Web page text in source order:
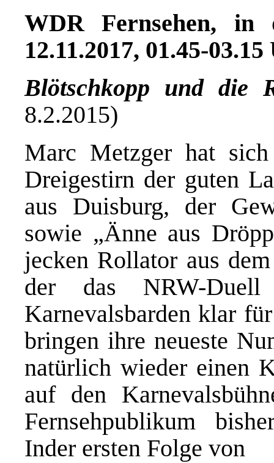
WDR Fernsehen, in
12.11.2017, 01.45-
Blötschkopp und die
8.2.2015)
Marc Metzger hat
Dreigestirn der guten
aus Duisburg, der
sowie „Änne aus
jecken Rollator aus
der das NRW-
Karnevalsbarden klar
bringen ihre neueste
natürlich wieder einen
auf den
Fernsehpublikum
Inder ersten Folge von